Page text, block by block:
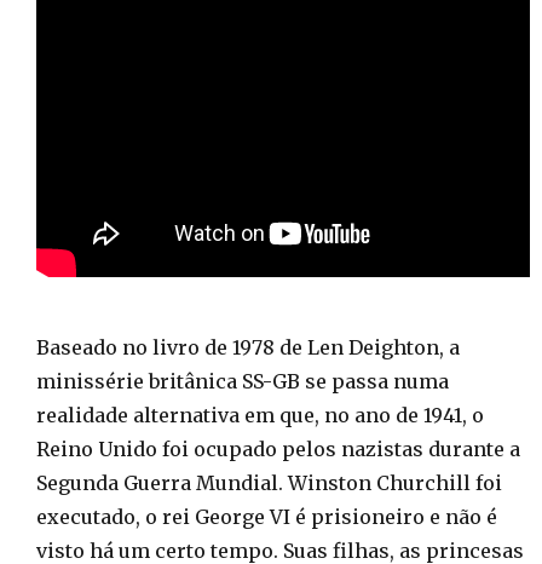
Baseado no livro de 1978 de Len Deighton, a
minissérie britânica SS-GB se passa numa
realidade alternativa em que, no ano de 1941, o
Reino Unido foi ocupado pelos nazistas durante a
Segunda Guerra Mundial. Winston Churchill foi
executado, o rei George VI é prisioneiro e não é
visto há um certo tempo. Suas filhas, as princesas